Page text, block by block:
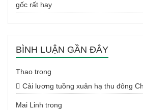
gốc rất hay
BÌNH LUẬN GẦN ĐÂY
Thao trong
Cải lương tuồng xuân hạ thu đông
Mai Linh trong